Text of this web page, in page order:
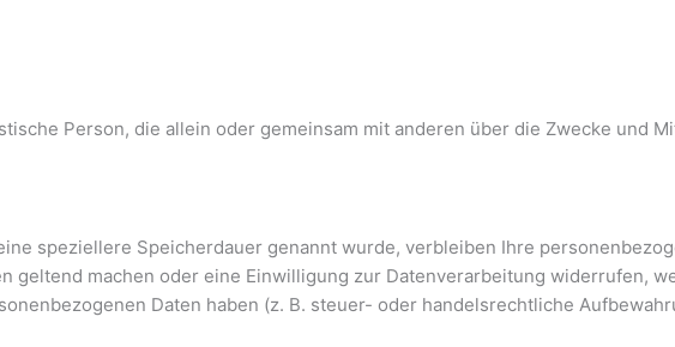
Person, die allein oder gemeinsam mit anderen über die Zwecke und
speziellere Speicherdauer genannt wurde, verbleiben Ihre
geltend machen oder eine Einwilligung zur Datenverarbeitung widerrufen,
Daten haben (z. B. steuer- oder handelsrechtliche